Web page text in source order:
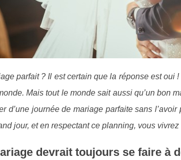
parfait ? Il est certain que la réponse est
Mais tout le monde sait aussi qu’un bon
d’une journée de mariage parfaite sans
jour, et en respectant ce planning, vous
devrait toujours se faire à